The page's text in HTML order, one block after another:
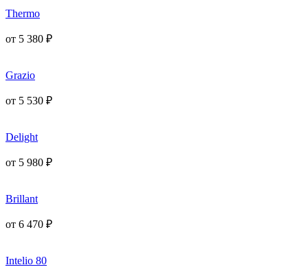
Thermo
от 5 380 ₽
Grazio
от 5 530 ₽
Delight
от 5 980 ₽
Brillant
от 6 470 ₽
Intelio 80